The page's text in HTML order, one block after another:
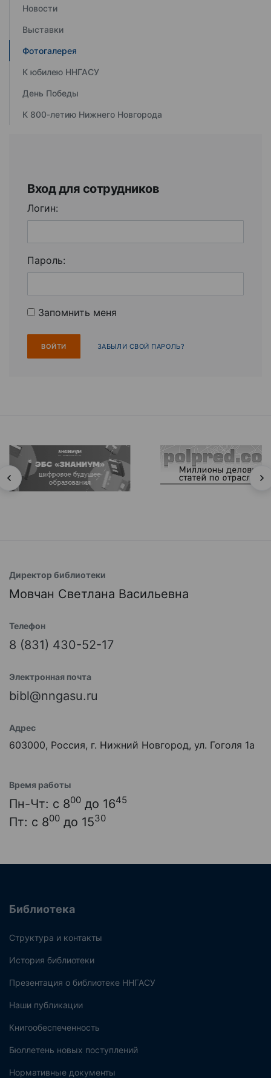
Новости
Выставки
Фотогалерея
К юбилею ННГАСУ
День Победы
К 800-летию Нижнего Новгорода
Вход для сотрудников
Логин:
Пароль:
Запомнить меня
ЗАБЫЛИ СВОЙ ПАРОЛЬ?
Директор библиотеки
Мовчан Светлана Васильевна
Телефон
8 (831) 430-52-17
Электронная почта
bibl@nngasu.ru
Адрес
603000, Россия, г. Нижний Новгород, ул. Гоголя 1а
Время работы
Пн-Чт: с 800 до 1645
Пт: с 800 до 1530
Библиотека
Структура и контакты
История библиотеки
Презентация о библиотеке ННГАСУ
Наши публикации
Книгообеспеченность
Бюллетень новых поступлений
Нормативные документы